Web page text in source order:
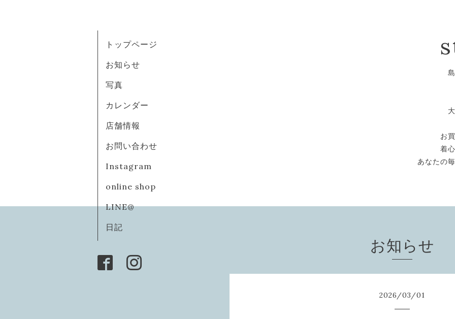
お
着
あなたの
トップページ
お知らせ
写真
カレンダー
店舗情報
お問い合わせ
Instagram
online shop
LINE@
日記
お知らせ
2026/03/01